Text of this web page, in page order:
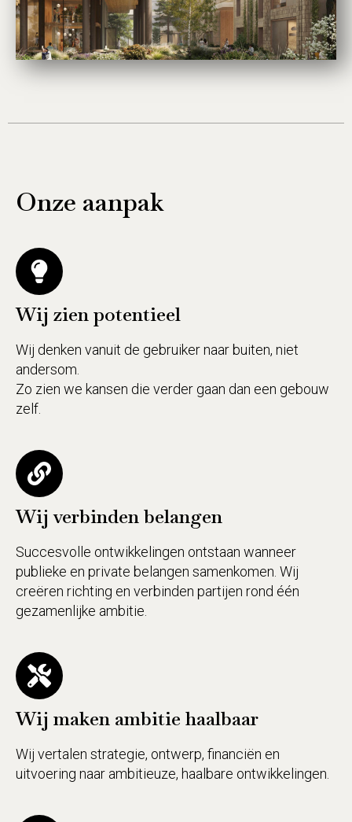
Onze aanpak
Wij zien potentieel
Wij denken vanuit de gebruiker naar buiten, niet
andersom.
Zo zien we kansen die verder gaan dan een gebouw
zelf.
Wij verbinden belangen
Succesvolle ontwikkelingen ontstaan wanneer
publieke en private belangen samenkomen. Wij
creëren richting en verbinden partijen rond één
gezamenlijke ambitie.
Wij maken ambitie haalbaar
Wij vertalen strategie, ontwerp, financiën en
uitvoering naar ambitieuze, haalbare ontwikkelingen.